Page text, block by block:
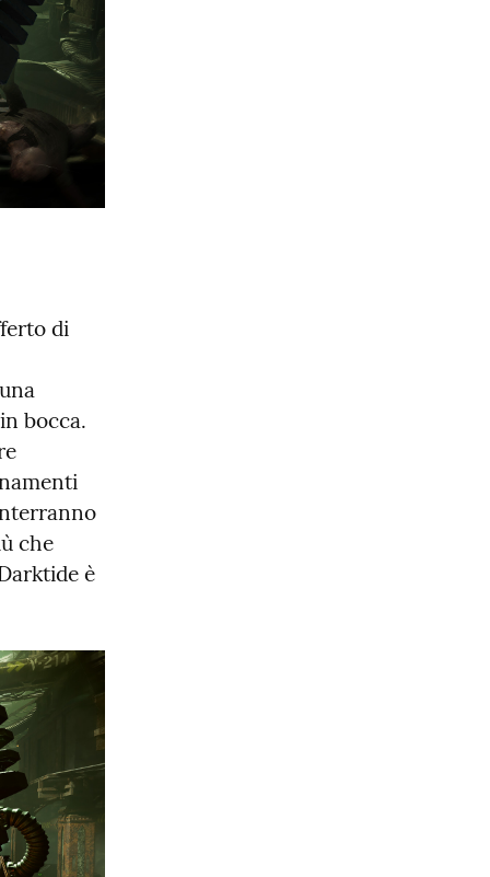
di
bocca.
che
è